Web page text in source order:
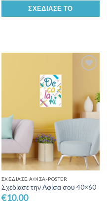
ΣΧΕΔΊΑΣΕ ΤΟ
ΣΧΕΔΊΑΣΕ ΑΦΊΣΑ-POSTER
Σχεδίασε την Αφίσα σου 40×60
€10.00